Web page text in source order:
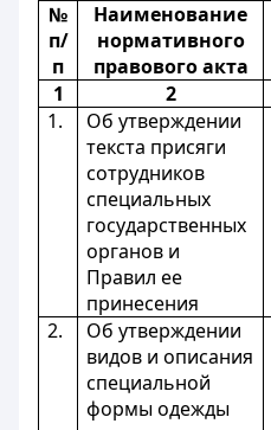
№
п/
п
Наименование
нормативного
правового акта
1
2
1.
Об утверждении
текста присяги
сотрудников
специальных
государственных
органов и
Правил ее
принесения
2.
Об утверждении
видов и описания
специальной
формы одежды